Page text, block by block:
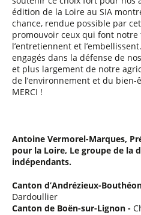
édition de la Loire au SIA
chance, rendue possible par
promouvoir ceux qui font notre
l’entretiennent et
engagés dans la défense de
et plus largement de notre
de l’environnement et du
MERCI !
Antoine Vermorel-Marques,
pour la Loire, Le groupe de la
indépendants.
Canton d’Andrézieux-
Dardoullier
Canton de Boën-sur-Lignon -